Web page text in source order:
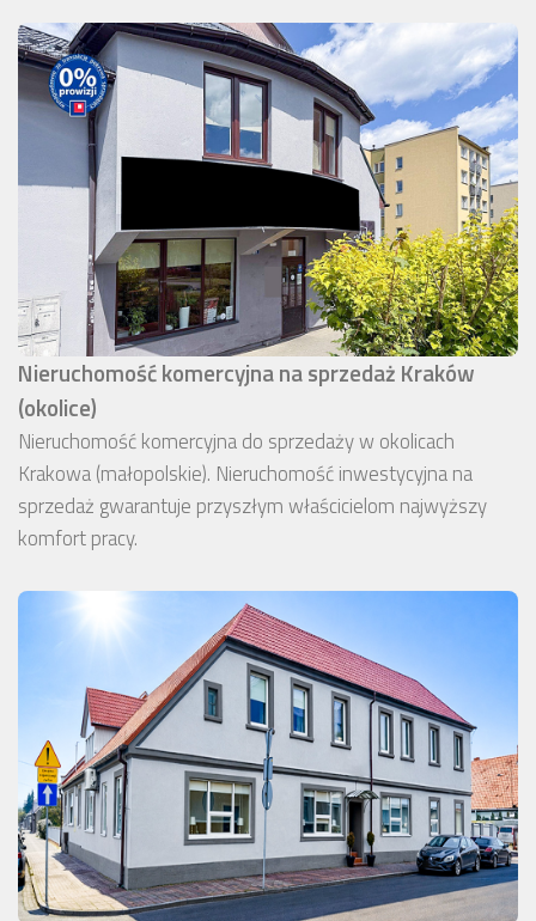
Nieruchomość komercyjna na sprzedaż Kraków
(okolice)
Nieruchomość komercyjna do sprzedaży w okolicach
Krakowa (małopolskie). Nieruchomość inwestycyjna na
sprzedaż gwarantuje przyszłym właścicielom najwyższy
komfort pracy.